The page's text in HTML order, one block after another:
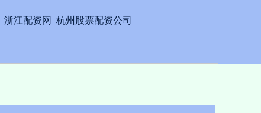
浙江配资网 杭州股票配资公司